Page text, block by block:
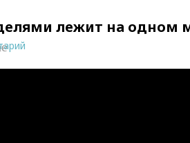
лежит на одном